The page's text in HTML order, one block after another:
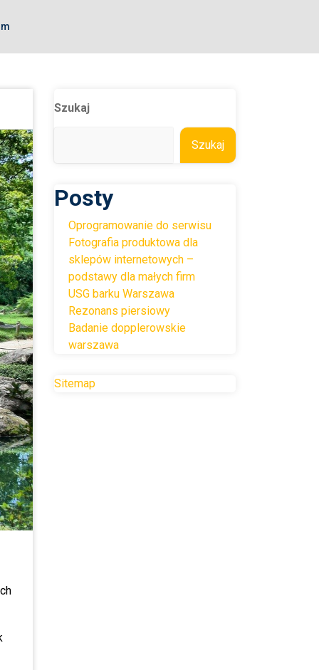
Szukaj
Szukaj
Posty
Oprogramowanie do serwisu
Fotografia produktowa dla
sklepów internetowych –
podstawy dla małych firm
USG barku Warszawa
Rezonans piersiowy
Badanie dopplerowskie
warszawa
Sitemap